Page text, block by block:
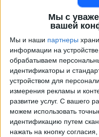
Мы с
вашей
Мы и наши партнеры
информации на
обрабатываем
идентификаторы и
устройством для
измерения рекламы и
развитие услуг. С вашего
можем использовать
идентификацию путем
нажать на кнопку
Программа передач
эфире вSan Martin S.J.
Понедельник, 10.08.2026